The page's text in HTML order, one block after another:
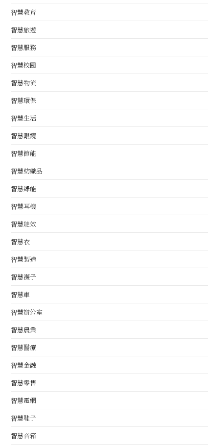
智慧教育
智慧旅遊
智慧服務
智慧校園
智慧物流
智慧環保
智慧生活
智慧眼鏡
智慧節能
智慧紡織品
智慧綠能
智慧耳機
智慧能效
智慧衣
智慧製造
智慧襪子
智慧車
智慧辦公室
智慧農業
智慧醫療
智慧金融
智慧零售
智慧電網
智慧鞋子
智慧音箱